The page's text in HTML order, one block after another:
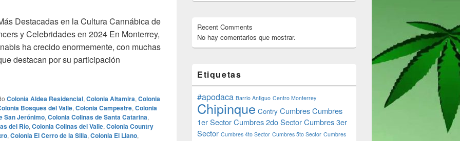
Destacadas en la Cultura Cannábica de
y Celebridades en 2024 En Monterrey,
ha crecido enormemente, con muchas
destacan por su participación
Más Destacadas en la Cultura Cannábica de Monterrey, Nuevo León: Influencers y Celebridades en 2024
Colonia Aldea Residencial, Colonia Altamira, Colonia
Bosques del Valle, Colonia Campestre, Colonia
San Jerónimo, Colonia Colinas de Santa Catarina,
del Río, Colonia Colinas del Valle, Colonia Country
, Colonia El Cerro de la Silla, Colonia El Llano,
Recent Comments
No hay comentarios que mostrar.
Etiquetas
#apodaca Barrio Antiguo Centro Monterrey
Chipinque Contry CumbresCumbres
1er SectorCumbres 2do SectorCumbres 3er
Sector Cumbres 4to Sector Cumbres 5to Sector Cumbres